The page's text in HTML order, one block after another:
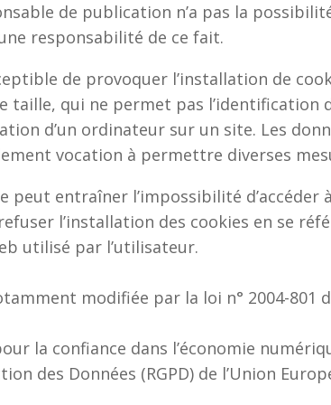
de publication n’a pas la
responsabilité de ce fait.
de provoquer l’installation de
taille, qui ne permet pas l’identification
d’un ordinateur sur un site. Les
vocation à permettre diverses
peut entraîner l’impossibilité
l’installation des cookies en se
utilisé par l’utilisateur.
modifiée par la loi n° 2004-801
la confiance dans l’économie
des Données (RGPD) de l’Union